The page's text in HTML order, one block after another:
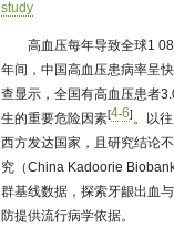
study
高血压每年导致全球1
年间，中国高血压患病率呈
查显示，全国有高血压患者
生的重要危险因素[4-6]。以
西方发达国家，且研究结论
究（China Kadoorie
群基线数据，探索牙龈出血
防提供流行病学依据。